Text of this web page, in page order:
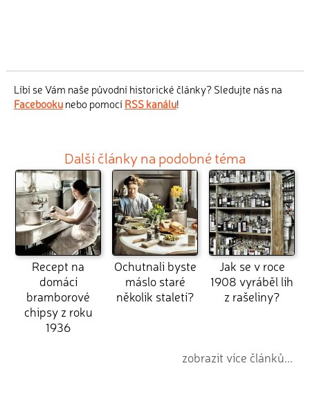
Líbí se Vám naše původní historické články? Sledujte nás na
Facebookunebo pomocí RSS kanálu!
Další články na podobné téma
Recept na
domácí
bramborové
chipsy z roku
1936
Ochutnali byste
máslo staré
několik staletí?
Jak se v roce
1908 vyráběl líh
z rašeliny?
zobrazit více článků...